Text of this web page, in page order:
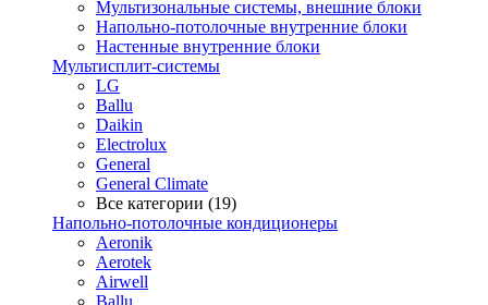
Мультизональные системы, внешние блоки
Напольно-потолочные внутренние блоки
Настенные внутренние блоки
Мультисплит-системы
LG
Ballu
Daikin
Electrolux
General
General Climate
Все категории (19)
Напольно-потолочные кондиционеры
Aeronik
Aerotek
Airwell
Ballu